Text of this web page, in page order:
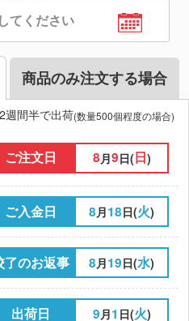
商品のみ注文する場合
週間半で出荷(数量500個程度の場合)
ご注文日 8 月9日(日)
ご入金日 8月18日(火)
了のお返事 8月19日(水)
出荷日 9月1 日(火)